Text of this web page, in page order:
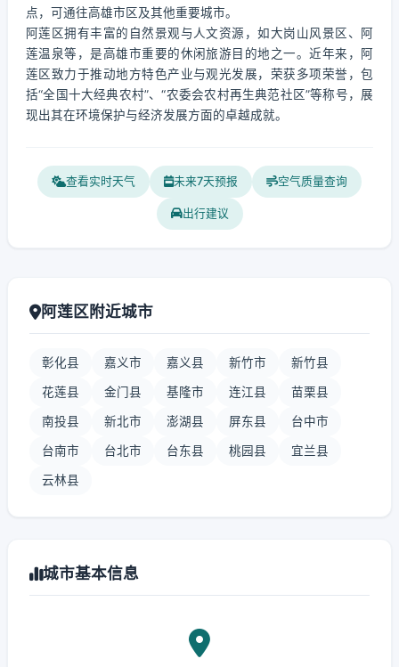
点，可通往高雄市区及其他重要城市。
阿莲区拥有丰富的自然景观与人文资源，如大岗山风景区、阿
莲温泉等，是高雄市重要的休闲旅游目的地之一。近年来，阿
莲区致力于推动地方特色产业与观光发展，荣获多项荣誉，包
括“全国十大经典农村”、“农委会农村再生典范社区”等称号，展
现出其在环境保护与经济发展方面的卓越成就。
查看实时天气 未来7天预报 空气质量查询
出行建议
阿莲区附近城市
彰化县 嘉义市 嘉义县 新竹市 新竹县
花莲县 金门县 基隆市 连江县 苗栗县
南投县 新北市 澎湖县 屏东县 台中市
台南市 台北市 台东县 桃园县 宜兰县
云林县
城市基本信息